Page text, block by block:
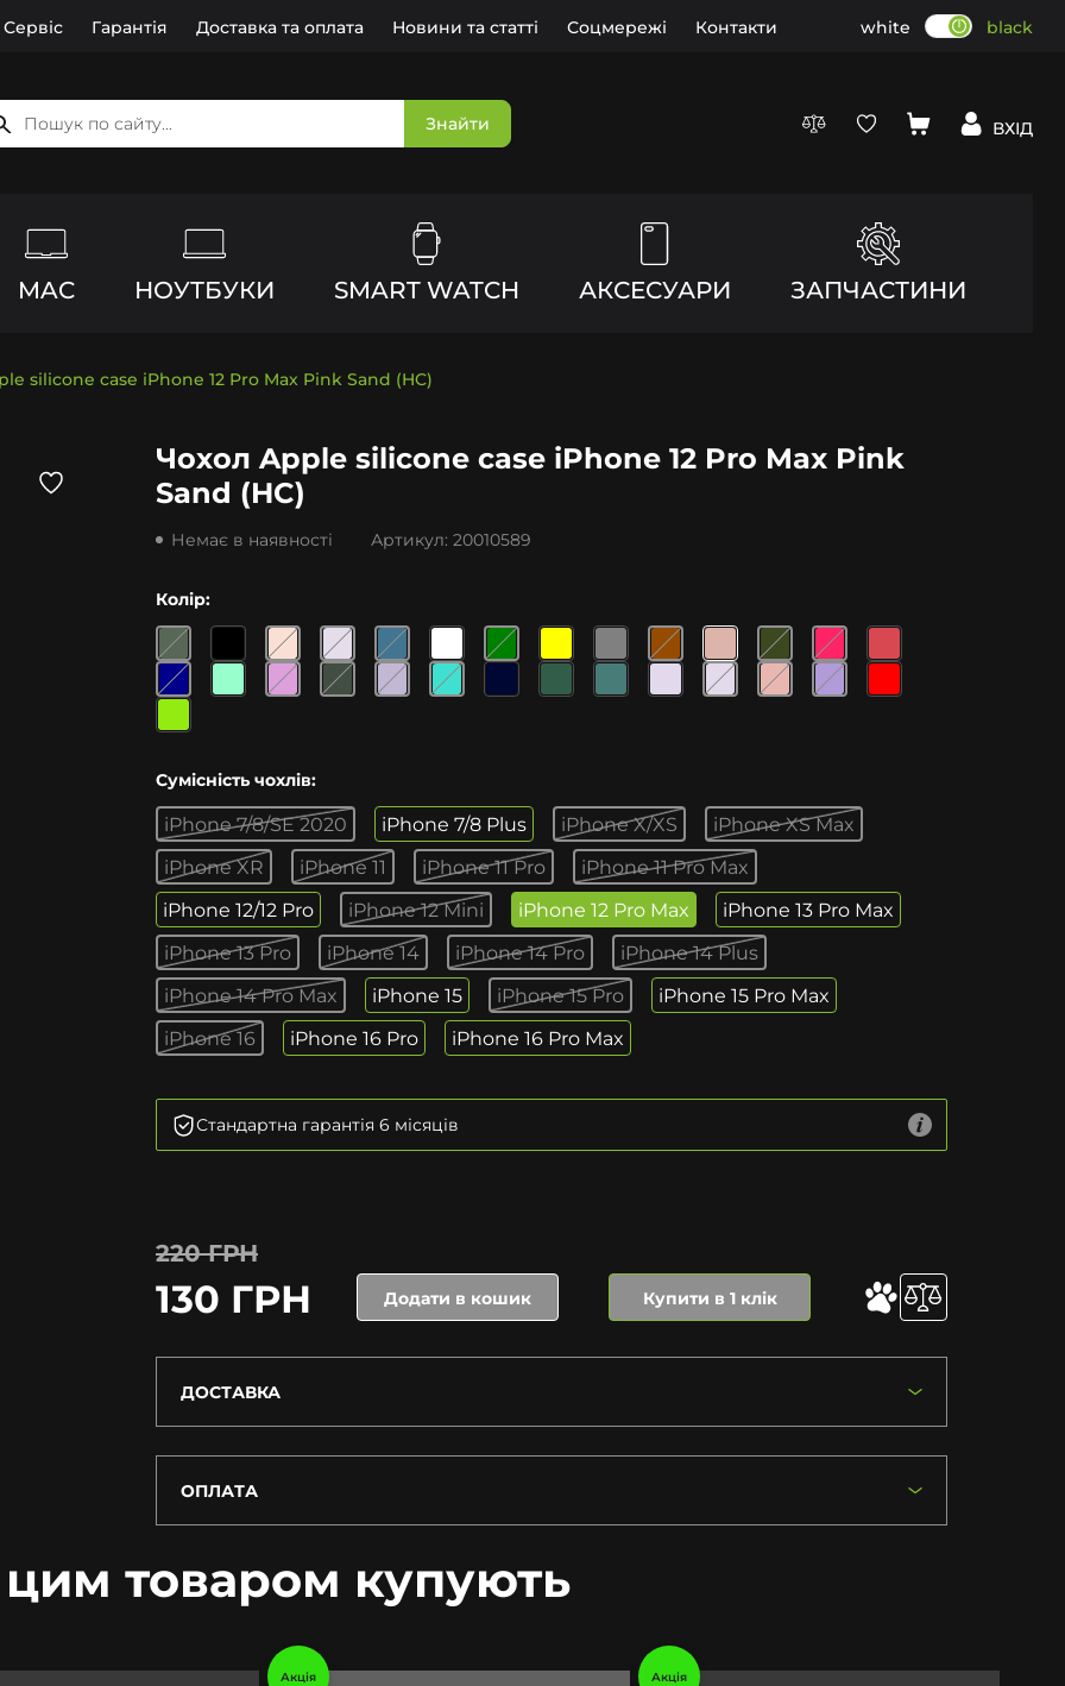
Сервіс Гарантія Доставка та оплата Новини та статті Соцмережі Контакти white black
Знайти ВХІД
MAC НОУТБУКИ SMART WATCH АКСЕСУАРИ ЗАПЧАСТИНИ
silicone case iPhone 12 Pro Max Pink Sand (HC)
Чохол Apple silicone case iPhone 12 Pro Max Pink
Sand (HC)
Немає в наявності Артикул: 20010589
Колір:
Сумісність чохлів:
iPhone 7/8/SE 2020 iPhone 7/8 Plus iPhone X/XS
iPhone XS Max
iPhone XR
iPhone 11 iPhone 11 Pro
iPhone 11 Pro Max
iPhone 12/12 Pro
iPhone 12 Mini iPhone 12 Pro Max
iPhone 13 Pro Max
iPhone 13 Pro
iPhone 14 iPhone 14 Pro
iPhone 14 Plus
iPhone 14 Pro Max
iPhone 15 iPhone 15 Pro
iPhone 15 Pro Max
iPhone 16
iPhone 16 Pro iPhone 16 Pro Max
Стандартна гарантія 6 місяців
220 ГРН
130 ГРН Додати в кошик Купити в 1 клік
ДОСТАВКА
ОПЛАТА
товаром купують
Акція Акція